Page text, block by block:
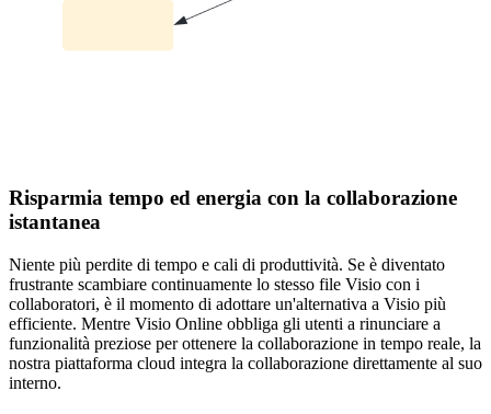
Risparmia tempo ed energia con la collaborazione
istantanea
Niente più perdite di tempo e cali di produttività. Se è diventato
frustrante scambiare continuamente lo stesso file Visio con i
collaboratori, è il momento di adottare un'alternativa a Visio più
efficiente. Mentre Visio Online obbliga gli utenti a rinunciare a
funzionalità preziose per ottenere la collaborazione in tempo reale, la
nostra piattaforma cloud integra la collaborazione direttamente al suo
interno.